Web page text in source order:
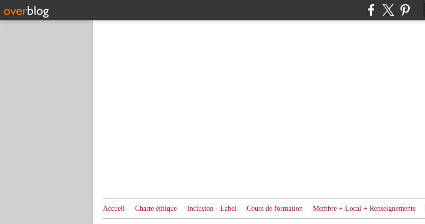
Accueil Charte éthique Inclusion - Label Cours de formation Membre + Local + Renseignements